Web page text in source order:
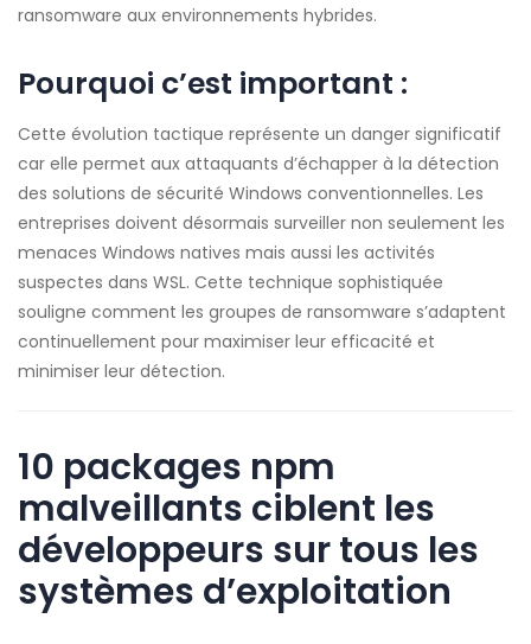
ransomware aux environnements hybrides.
Pourquoi c’est important :
Cette évolution tactique représente un danger significatif
car elle permet aux attaquants d’échapper à la détection
des solutions de sécurité Windows conventionnelles. Les
entreprises doivent désormais surveiller non seulement les
menaces Windows natives mais aussi les activités
suspectes dans WSL. Cette technique sophistiquée
souligne comment les groupes de ransomware s’adaptent
continuellement pour maximiser leur efficacité et
minimiser leur détection.
10 packages npm
malveillants ciblent les
développeurs sur tous les
systèmes d’exploitation